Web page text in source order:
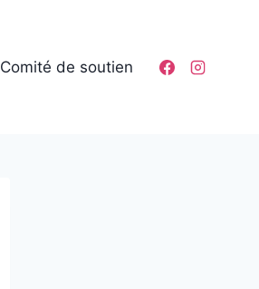
Comité de soutien